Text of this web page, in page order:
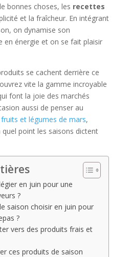
bonnes choses, les recettes
et la fraîcheur. En intégrant
on dynamise son
en énergie et on se fait plaisir
se cachent derrière ce
vite la gamme incroyable
font la joie des marchés
aussi de penser au
et légumes de mars,
point les saisons dictent
en juin pour une
?
saison choisir en juin pour
?
vers des produits frais et
ces produits de saison